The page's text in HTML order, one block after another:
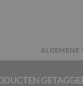
ALGEMENE